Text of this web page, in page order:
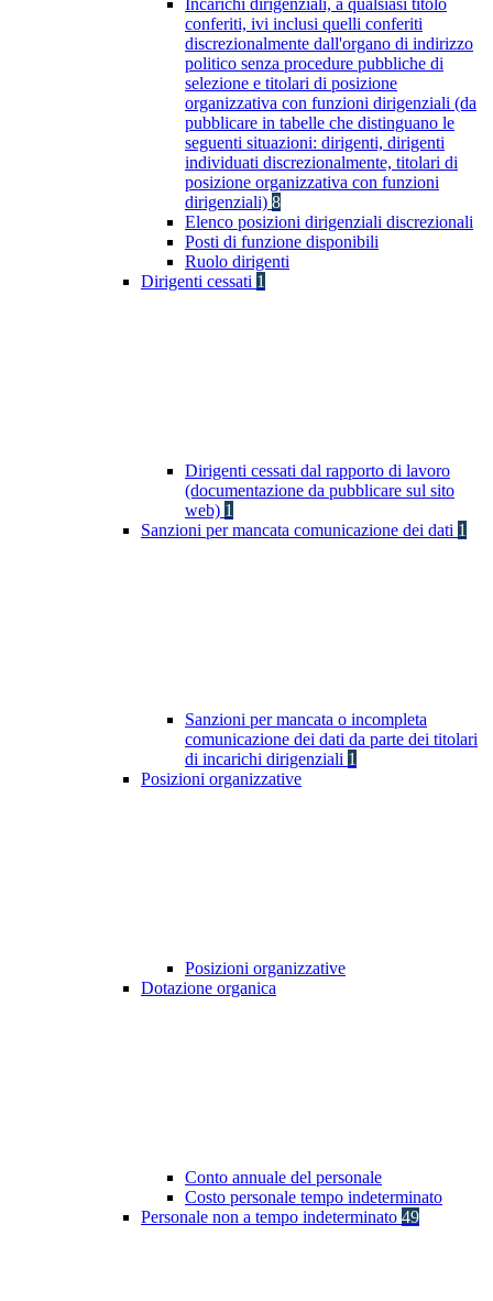
Incarichi dirigenziali, a qualsiasi titolo
conferiti, ivi inclusi quelli conferiti
discrezionalmente dall'organo di indirizzo
politico senza procedure pubbliche di
selezione e titolari di posizione
organizzativa con funzioni dirigenziali (da
pubblicare in tabelle che distinguano le
seguenti situazioni: dirigenti, dirigenti
individuati discrezionalmente, titolari di
posizione organizzativa con funzioni
dirigenziali) 8
Elenco posizioni dirigenziali discrezionali
Posti di funzione disponibili
Ruolo dirigenti
Dirigenti cessati 1
Dirigenti cessati dal rapporto di lavoro
(documentazione da pubblicare sul sito
web) 1
Sanzioni per mancata comunicazione dei dati 1
Sanzioni per mancata o incompleta
comunicazione dei dati da parte dei titolari
di incarichi dirigenziali 1
Posizioni organizzative
Posizioni organizzative
Dotazione organica
Conto annuale del personale
Costo personale tempo indeterminato
Personale non a tempo indeterminato 49